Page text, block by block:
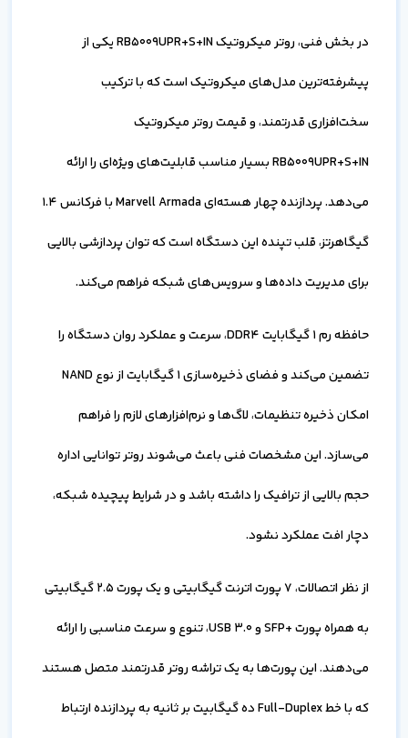
در بخش فنی، روتر میکروتیک RB5009UPR+S+IN یکی از
پیشرفته‌ترین مدل‌های میکروتیک است که با ترکیب
سخت‌افزاری قدرتمند، و قیمت روتر میکروتیک
RB5009UPR+S+IN بسیار مناسب قابلیت‌های ویژه‌ای را ارائه
می‌دهد. پردازنده چهار هسته‌ای Marvell Armada با فرکانس 1.4
گیگاهرتز، قلب تپنده این دستگاه است که توان پردازشی بالایی
برای مدیریت داده‌ها و سرویس‌های شبکه فراهم می‌کند.
حافظه رم 1 گیگابایت DDR4، سرعت و عملکرد روان دستگاه را
تضمین می‌کند و فضای ذخیره‌سازی 1 گیگابایت از نوع NAND
امکان ذخیره تنظیمات، لاگ‌ها و نرم‌افزارهای لازم را فراهم
می‌سازد. این مشخصات فنی باعث می‌شوند روتر توانایی اداره
حجم بالایی از ترافیک را داشته باشد و در شرایط پیچیده شبکه،
دچار افت عملکرد نشود.
از نظر اتصالات، 7 پورت اترنت گیگابیتی و یک پورت 2.5 گیگابیتی
به همراه پورت +SFP و USB 3.0، تنوع و سرعت مناسبی را ارائه
می‌دهند. این پورت‌ها به یک تراشه روتر قدرتمند متصل هستند
که با خط Full-Duplex ده گیگابیت بر ثانیه به پردازنده ارتباط